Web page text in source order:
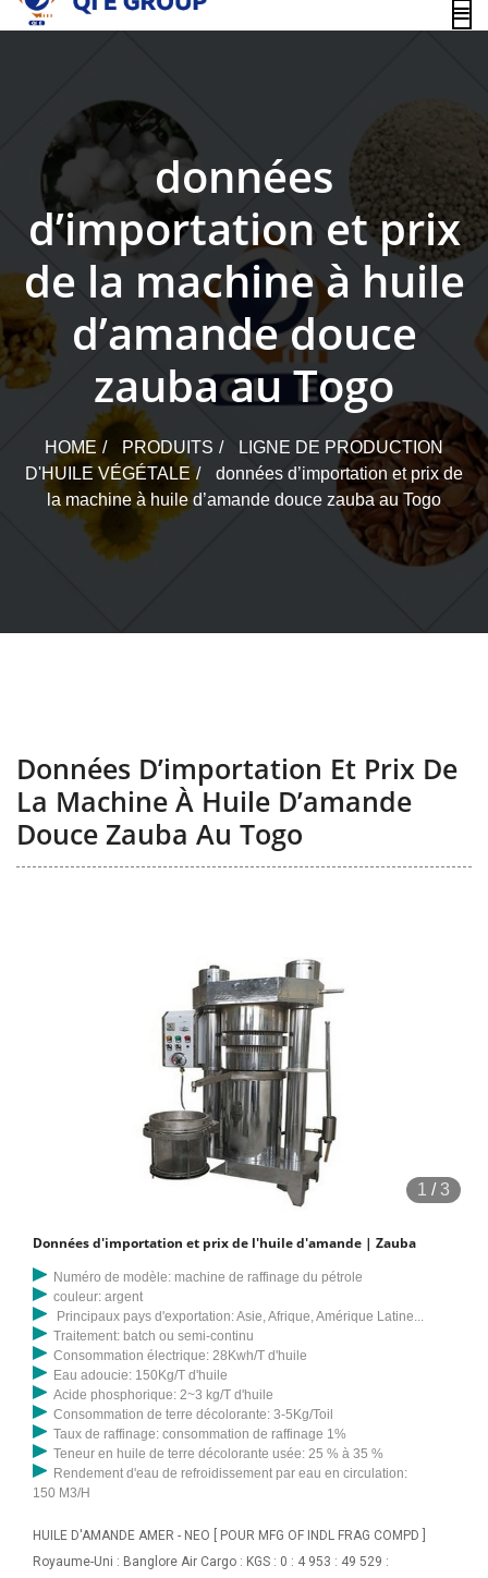
content
données
d’importation et prix
de la machine à huile
d’amande douce
zauba au Togo
HOME PRODUITS
LIGNE DE PRODUCTION
D'HUILE VÉGÉTALE
données d’importation et prix de
la machine à huile d’amande douce zauba au Togo
Données D’importation Et Prix De
La Machine À Huile D’amande
Douce Zauba Au Togo
1 /3
Données d'importation et prix de l'huile d'amande | Zauba
Numéro de modèle: machine de raffinage du pétrole
couleur: argent
Principaux pays d'exportation: Asie, Afrique, Amérique Latine...
Traitement: batch ou semi-continu
Consommation électrique: 28Kwh/T d'huile
Eau adoucie: 150Kg/T d'huile
Acide phosphorique: 2~3 kg/T d'huile
Consommation de terre décolorante: 3-5Kg/Toil
Taux de raffinage: consommation de raffinage 1%
Teneur en huile de terre décolorante usée: 25 % à 35 %
Rendement d'eau de refroidissement par eau en circulation:
150 M3/H
HUILE D'AMANDE AMER - NEO [ POUR MFG OF INDL FRAG COMPD ]
Royaume-Uni : Banglore Air Cargo : KGS : 0 : 4 953 : 49 529 :